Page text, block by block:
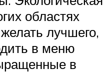
областях
лучшего,
в меню
в